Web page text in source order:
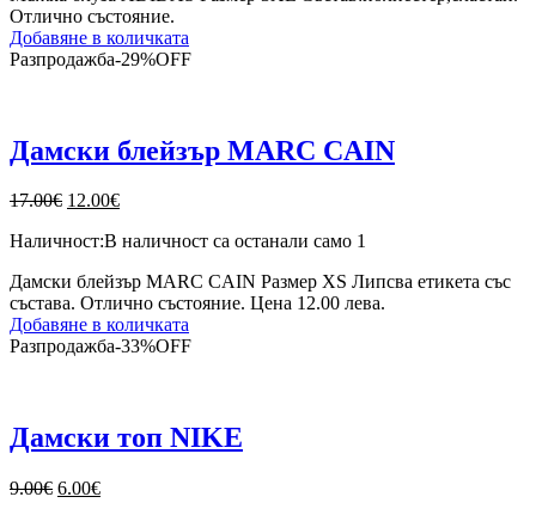
Отлично състояние.
Добавяне в количката
Разпродажба-29%OFF
Дамски блейзър MARC CAIN
17.00€ Original
was:
12.00€Текущата
е:
Наличност:В наличност са останали само 1
Дамски блейзър MARC CAIN Размер XS Липсва етикета със
състава. Отлично състояние. Цена 12.00 лева.
Добавяне в количката
Разпродажба-33%OFF
Дамски топ NIKE
9.00€ Original
6.00€Текущата